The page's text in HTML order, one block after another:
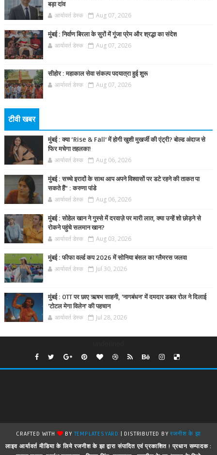
बड़ा दांव
आर्यावर्त डेस्क Aug 07, 2026
मुंबई : निर्वाण बिरला के सुरों में गूंजा प्रेम और श्रद्धा का संदेश
आर्यावर्त डेस्क Aug 07, 2026
सीहोर : महाकाल सेवा संकल्प पदयात्रा हुई शुरू
आर्यावर्त डेस्क Aug 07, 2026
टीवी खबर
मुंबई : क्या ‘Rise & Fall’ में होगी खुशी मुखर्जी की एंट्री? बोल्ड अंदाज से
फिर मचेगा तहलका!
आर्यावर्त डेस्क Aug 06, 2026
मुंबई : सच्चे इरादों के साथ आप अपने विश्वासों पर डटे रहने की ताकत पा
सकते हैं” : करुणा पांडे
आर्यावर्त डेस्क Aug 06, 2026
मुंबई : सोहेल खान ने गुस्से में दरवाज़े पर मारी लात, क्या उन्हें शो छोड़ने से
रोकने पहुंचे सलमान खान?
आर्यावर्त डेस्क Aug 03, 2026
मुंबई : फीफा वर्ल्ड कप 2026 में सोनिया बंसल का ग्लैमरस जलवा
आर्यावर्त डेस्क Jul 30, 2026
मुंबई : OTT पर छाए ऋषभ साहनी, 'नागबंधन' में दमदार डबल रोल ने दिलाई
'टोटल मेगा विलेन' की पहचान
आर्यावर्त डेस्क Jul 28, 2026
CRAFTED WITH BYTEMPLATESYARD | DISTRIBUTED BYरजनीश के झा
लाइव आर्यावर्त मीडिया के लिये रजनीश के झा द्वारा संपादित एवं प्रकाशित ! प्रधान सम्पादक :